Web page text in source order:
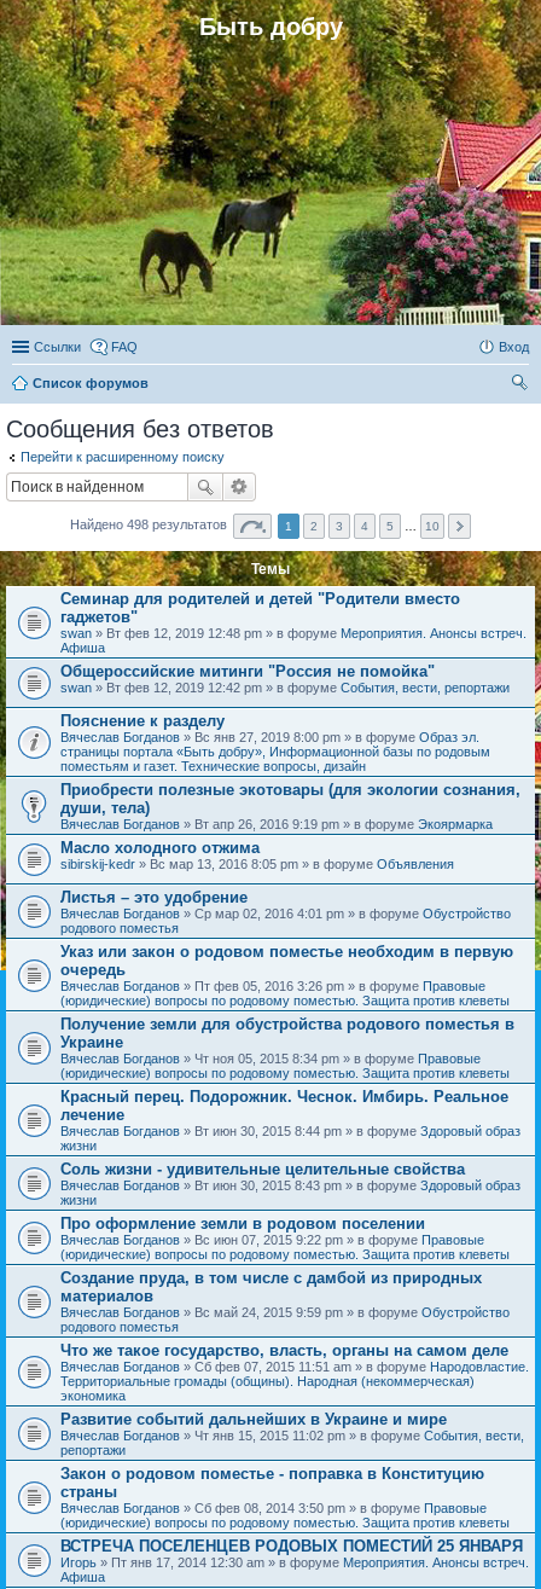
Быть добру
Ссылки FAQ Вход
Список форумов
Сообщения без ответов
Перейти к расширенному поиску
Найдено 498 результатов 1 2 3 4 5 10
Темы
Семинар для родителей и детей "Родители вместо
гаджетов"
swan » Вт фев 12, 2019 12:48 pm » в форуме Мероприятия. Анонсы встреч.
Афиша
Общероссийские митинги "Россия не помойка"
swan » Вт фев 12, 2019 12:42 pm » в форуме События, вести, репортажи
Пояснение к разделу
Вячеслав Богданов » Вс янв 27, 2019 8:00 pm » в форуме Образ эл.
страницы портала «Быть добру», Информационной базы по родовым
поместьям и газет. Технические вопросы, дизайн
Приобрести полезные экотовары (для экологии сознания,
души, тела)
Вячеслав Богданов » Вт апр 26, 2016 9:19 pm » в форуме Экоярмарка
Масло холодного отжима
sibirskij-kedr » Вс мар 13, 2016 8:05 pm » в форуме Объявления
Листья – это удобрение
Вячеслав Богданов » Ср мар 02, 2016 4:01 pm » в форуме Обустройство
родового поместья
Указ или закон о родовом поместье необходим в первую
очередь
Вячеслав Богданов » Пт фев 05, 2016 3:26 pm » в форуме Правовые
(юридические) вопросы по родовому поместью. Защита против клеветы
Получение земли для обустройства родового поместья в
Украине
Вячеслав Богданов » Чт ноя 05, 2015 8:34 pm » в форуме Правовые
(юридические) вопросы по родовому поместью. Защита против клеветы
Красный перец. Подорожник. Чеснок. Имбирь. Реальное
лечение
Вячеслав Богданов » Вт июн 30, 2015 8:44 pm » в форуме Здоровый образ
жизни
Соль жизни - удивительные целительные свойства
Вячеслав Богданов » Вт июн 30, 2015 8:43 pm » в форуме Здоровый образ
жизни
Про оформление земли в родовом поселении
Вячеслав Богданов » Вс июн 07, 2015 9:22 pm » в форуме Правовые
(юридические) вопросы по родовому поместью. Защита против клеветы
Создание пруда, в том числе с дамбой из природных
материалов
Вячеслав Богданов » Вс май 24, 2015 9:59 pm » в форуме Обустройство
родового поместья
Что же такое государство, власть, органы на самом деле
Вячеслав Богданов » Сб фев 07, 2015 11:51 am » в форуме Народовластие.
Территориальные громады (общины). Народная (некоммерческая)
экономика
Развитие событий дальнейших в Украине и мире
Вячеслав Богданов » Чт янв 15, 2015 11:02 pm » в форуме События, вести,
репортажи
Закон о родовом поместье - поправка в Конституцию
страны
Вячеслав Богданов » Сб фев 08, 2014 3:50 pm » в форуме Правовые
(юридические) вопросы по родовому поместью. Защита против клеветы
ВСТРЕЧА ПОСЕЛЕНЦЕВ РОДОВЫХ ПОМЕСТИЙ 25 ЯНВАРЯ
Игорь » Пт янв 17, 2014 12:30 am » в форуме Мероприятия. Анонсы встреч.
Афиша